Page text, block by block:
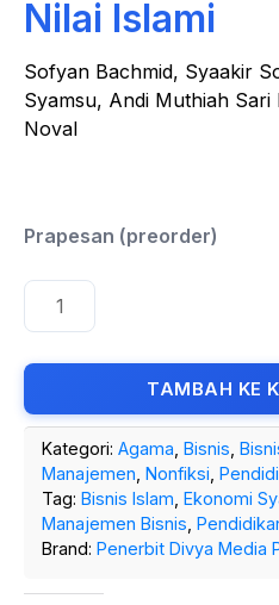
Nilai Islami
Sofyan Bachmid, Syaakir
Syamsu, Andi Muthiah
Noval
TAMBAH KE
Kategori: Agama Bisnis
Manajemen Nonfiksi
Tag: Bisnis Islam Ekonomi
Manajemen Bisnis
Brand: Penerbit Divya Media